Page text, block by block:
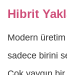
Hibrit
Modern üretim
sadece birini